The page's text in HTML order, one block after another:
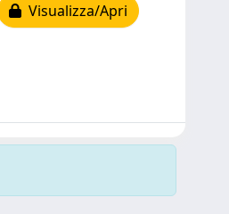
Visualizza/Apri